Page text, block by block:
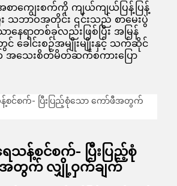
စာကျွေးစက်ကို ကျယ်ကျယ်ပြန့်ပြန့်
သဘာဝအတိုင်း ၎င်းသည် စာမေးပွဲ
ာနေရာတစ်ခုလည်းဖြစ်ပြီး အမြန်
င် ခေါင်းစဉ်အမျိုးမျိုးနှင့် သက်ဆိုင်
အသေးစိတ်မိတ်ဆက်စကားပြော
သန့်စင်စက်- ပြီးပြည့်စုံ
အတွက် လျှို့ဝှက်ချက်